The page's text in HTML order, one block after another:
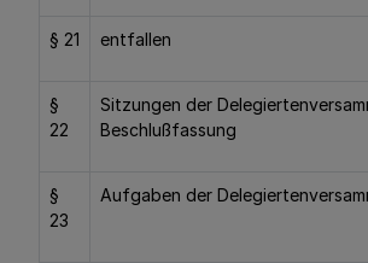
§ 21 entfallen
§
22
Sitzungen der
Beschlußfassung
§
23
Aufgaben der